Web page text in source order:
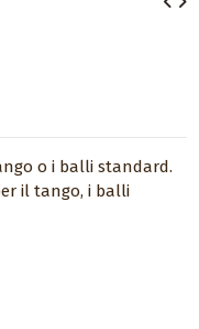
o i balli standard.
il tango, i balli